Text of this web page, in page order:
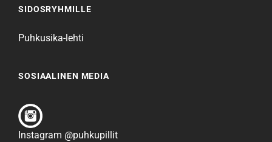
SIDOSRYHMILLE
Puhkusika-lehti
SOSIAALINEN MEDIA
Instagram @puhkupillit